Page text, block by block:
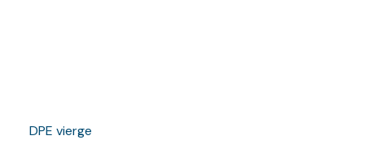
DPE vierge